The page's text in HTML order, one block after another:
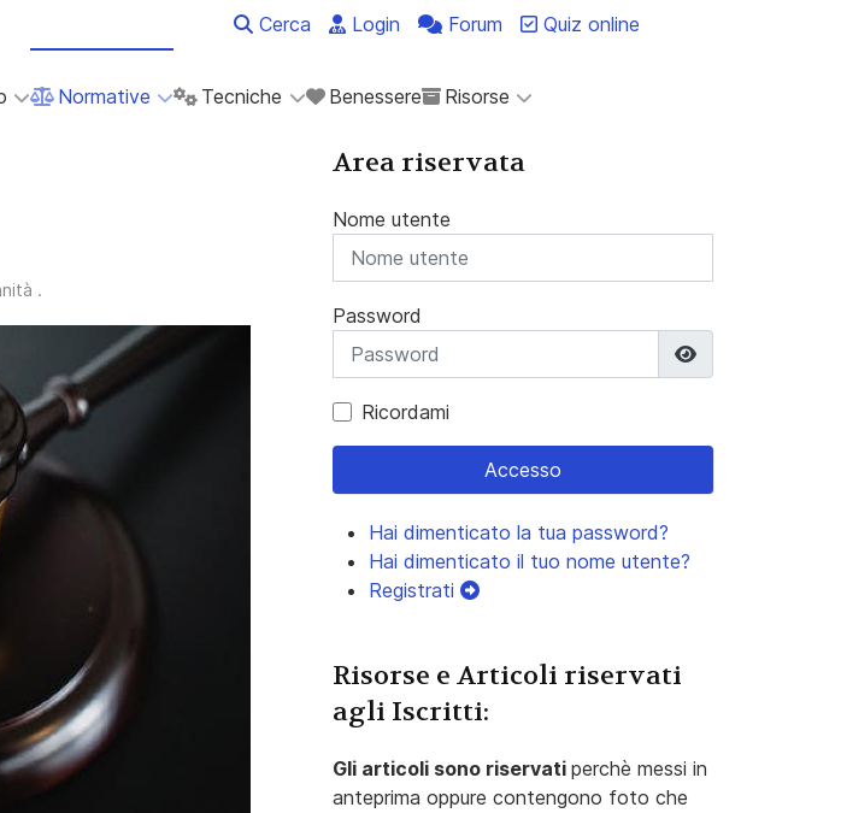
Cerca Login Forum Quiz online
Normative Tecniche Benessere Risorse
.
Area riservata
Nome utente
Password
Ricordami
Accesso
Hai dimenticato la tua password?
Hai dimenticato il tuo nome utente?
Registrati
Risorse e Articoli riservati
agli Iscritti:
Gli articoli sono riservati perchè messi in
anteprima oppure contengono foto che